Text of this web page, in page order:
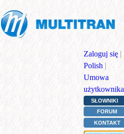
Zaloguj się |
Polish |
Umowa
użytkownika
SŁOWNIKI
FORUM
KONTAKT